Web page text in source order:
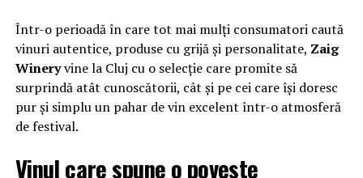
Într-o perioadă în care tot mai mulți consumatori caută
vinuri autentice, produse cu grijă și personalitate, Zaig
Wineryvine la Cluj cu o selecție care promite să
surprindă atât cunoscătorii, cât și pe cei care își doresc
pur și simplu un pahar de vin excelent într-o atmosferă
de festival.
Vinul care spune o poveste